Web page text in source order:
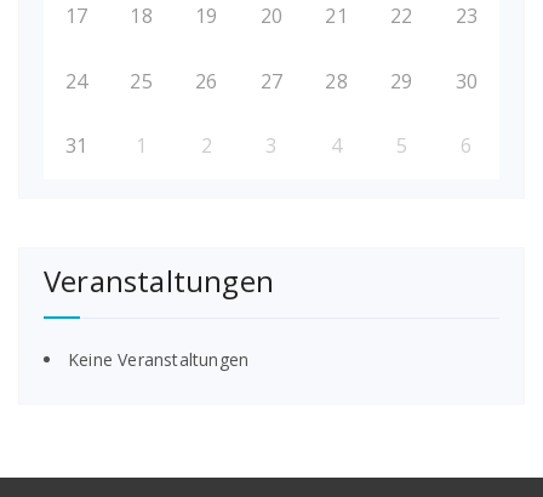
17 18 19 20 21 22 23
24 25 26 27 28 29 30
31 1 2 3 4 5 6
Veranstaltungen
Keine Veranstaltungen